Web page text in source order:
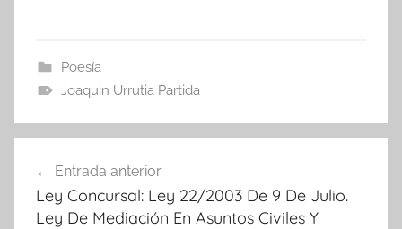
Poesía
Joaquin Urrutia Partida
de
entradas
Entrada anterior
Ley Concursal: Ley 22/2003 De 9 De Julio.
Ley De Mediación En Asuntos Civiles Y